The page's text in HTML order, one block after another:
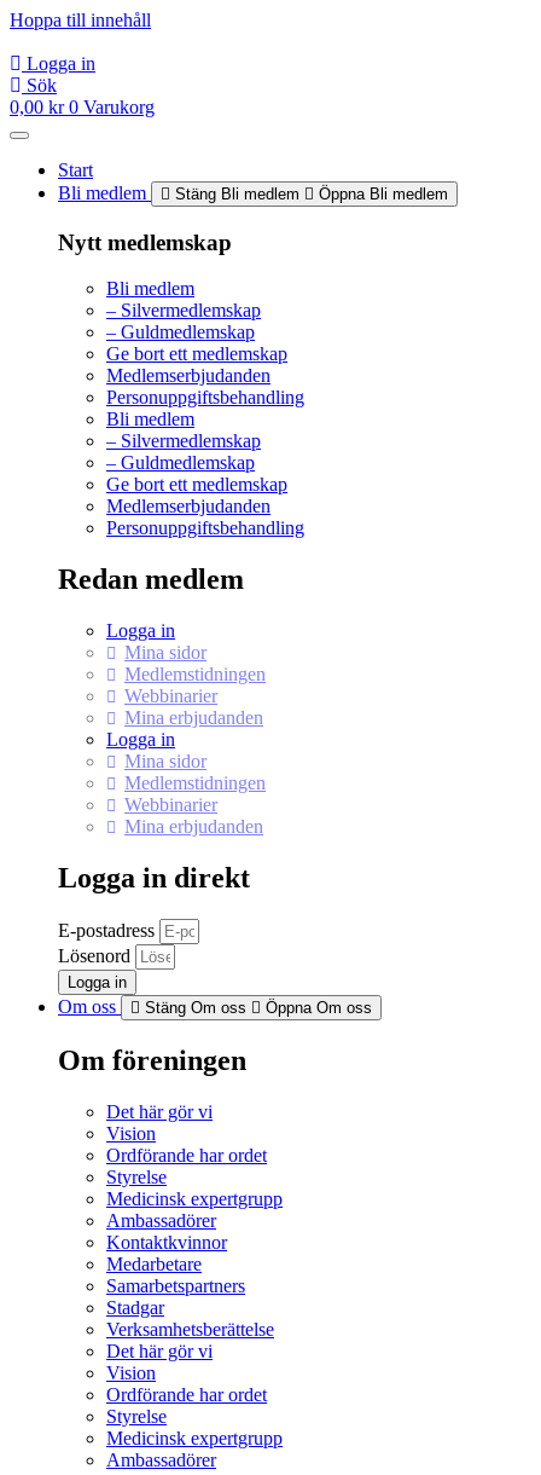
Hoppa till innehåll
Logga in
Sök
0,00 kr 0 Varukorg
Start
Bli medlem
Stäng Bli medlem Öppna Bli medlem
Nytt medlemskap
Bli medlem
– Silvermedlemskap
– Guldmedlemskap
Ge bort ett medlemskap
Medlemserbjudanden
Personuppgiftsbehandling
Bli medlem
– Silvermedlemskap
– Guldmedlemskap
Ge bort ett medlemskap
Medlemserbjudanden
Personuppgiftsbehandling
Redan medlem
Logga in
Mina sidor
Medlemstidningen
Webbinarier
Mina erbjudanden
Logga in
Mina sidor
Medlemstidningen
Webbinarier
Mina erbjudanden
Logga in direkt
E-postadress
Lösenord
Logga in
Om oss Stäng Om oss Öppna Om oss
Om föreningen
Det här gör vi
Vision
Ordförande har ordet
Styrelse
Medicinsk expertgrupp
Ambassadörer
Kontaktkvinnor
Medarbetare
Samarbetspartners
Stadgar
Verksamhetsberättelse
Det här gör vi
Vision
Ordförande har ordet
Styrelse
Medicinsk expertgrupp
Ambassadörer